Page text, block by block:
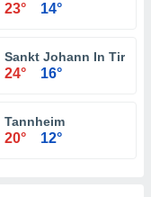
23° 14°
Sankt Johann In Tirol
24° 16°
Tannheim
20° 12°